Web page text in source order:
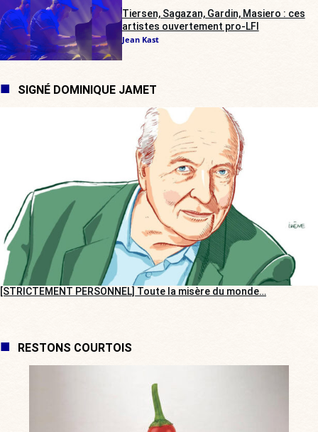
Tiersen, Sagazan, Gardin, Masiero : ces
artistes ouvertement pro-LFI
Jean Kast
SIGNÉ DOMINIQUE JAMET
[STRICTEMENT PERSONNEL] Toute la misère du monde…
RESTONS COURTOIS